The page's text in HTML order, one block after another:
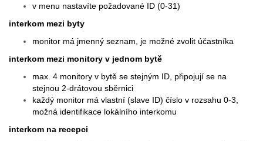
v menu nastavíte požadované ID (0-31)
interkom mezi byty
monitor má jmenný seznam, je možné zvolit účastníka
interkom mezi monitory v jednom bytě
max. 4 monitory v bytě se stejným ID, připojují se na
stejnou 2-drátovou sběrnici
každý monitor má vlastní (slave ID) číslo v rozsahu 0-3,
možná identifikace lokálního interkomu
interkom na recepci